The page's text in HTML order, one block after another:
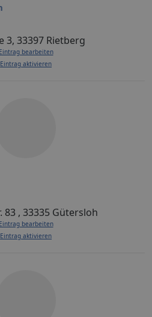
3, 33397 Rietberg
Eintrag bearbeiten
Eintrag aktivieren
83 , 33335 Gütersloh
Eintrag bearbeiten
Eintrag aktivieren